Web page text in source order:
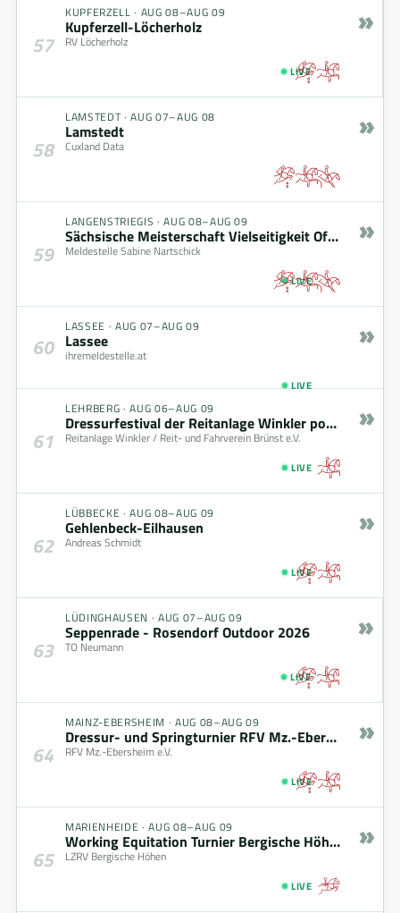
57
KUPFERZELL · AUG 08–AUG 09
Kupferzell-Löcherholz
RV Löcherholz
LIVE
»
58
LAMSTEDT ·AUG 07–AUG 08
Lamstedt
Cuxland Data
»
59
LANGENSTRIEGIS ·AUG 08–AUG 09
Sächsische Meisterschaft Vielseitigkeit Offene Klasse – gefördert durch den Freistaat Sachsen
Meldestelle Sabine Nartschick
LIVE
»
60
LASSEE · AUG 07–AUG 09
Lassee
ihremeldestelle.at
LIVE
»
61
LEHRBERG ·AUG 06–AUG 09
Dressurfestival der Reitanlage Winkler powered by zoells.de GmbH
Reitanlage Winkler / Reit- und Fahrverein Brünst e.V.
LIVE
»
62
LÜBBECKE ·AUG 08–AUG 09
Gehlenbeck-Eilhausen
Andreas Schmidt
LIVE
»
63
LÜDINGHAUSEN · AUG 07–AUG 09
Seppenrade - Rosendorf Outdoor 2026
TO Neumann
LIVE
»
64
MAINZ-EBERSHEIM · AUG 08–AUG 09
Dressur- und Springturnier RFV Mz.-Ebersheim (08.08. - 09.08.2026)
RFV Mz.-Ebersheim e.V.
LIVE
»
65
MARIENHEIDE ·AUG 08–AUG 09
Working Equitation Turnier Bergische Höhen
LZRV Bergische Höhen
LIVE
»